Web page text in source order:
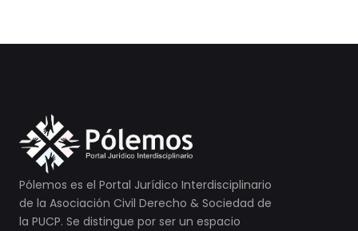
Pólemos es el Portal Jurídico Interdisciplinario
de la Asociación Civil Derecho & Sociedad de
la PUCP. Se distingue por ser un espacio